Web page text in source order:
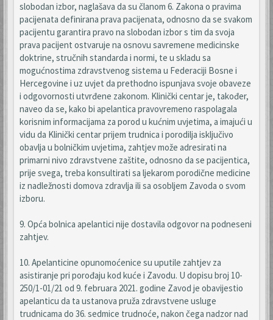
slobodan izbor, naglašava da su članom 6. Zakona o pravima
pacijenata definirana prava pacijenata, odnosno da se svakom
pacijentu garantira pravo na slobodan izbor s tim da svoja
prava pacijent ostvaruje na osnovu savremene medicinske
doktrine, stručnih standarda i normi, te u skladu sa
mogućnostima zdravstvenog sistema u Federaciji Bosne i
Hercegovine i uz uvjet da prethodno ispunjava svoje obaveze
i odgovornosti utvrđene zakonom. Klinički centar je, također,
naveo da se, kako bi apelantica pravovremeno raspolagala
korisnim informacijama za porod u kućnim uvjetima, a imajući u
vidu da Klinički centar prijem trudnica i porodilja isključivo
obavlja u bolničkim uvjetima, zahtjev može adresirati na
primarni nivo zdravstvene zaštite, odnosno da se pacijentica,
prije svega, treba konsultirati sa ljekarom porodične medicine
iz nadležnosti domova zdravlja ili sa osobljem Zavoda o svom
izboru.
9. Opća bolnica apelantici nije dostavila odgovor na podneseni
zahtjev.
10. Apelanticine opunomoćenice su uputile zahtjev za
asistiranje pri porođaju kod kuće i Zavodu. U dopisu broj 10-
250/1-01/21 od 9. februara 2021. godine Zavod je obavijestio
apelanticu da ta ustanova pruža zdravstvene usluge
trudnicama do 36. sedmice trudnoće, nakon čega nadzor nad